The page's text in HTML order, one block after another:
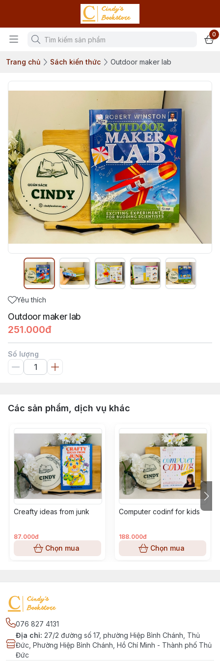
0
Trang chủ Sách kiến thức Outdoor maker lab
Yêu thích
Outdoor maker lab
251.000đ
Số lượng
Các sản phẩm, dịch vụ khác
Creafty ideas from junk
87.000đ
Chọn mua
Computer codinf for kids
188.000đ
Chọn mua
076 827 4131
Địa chỉ: 27/2 đường số 17, phường Hiệp Bình Chánh, Thủ
Đức, Phường Hiệp Bình Chánh, Hồ Chí Minh - Thành phố Thủ
Đức